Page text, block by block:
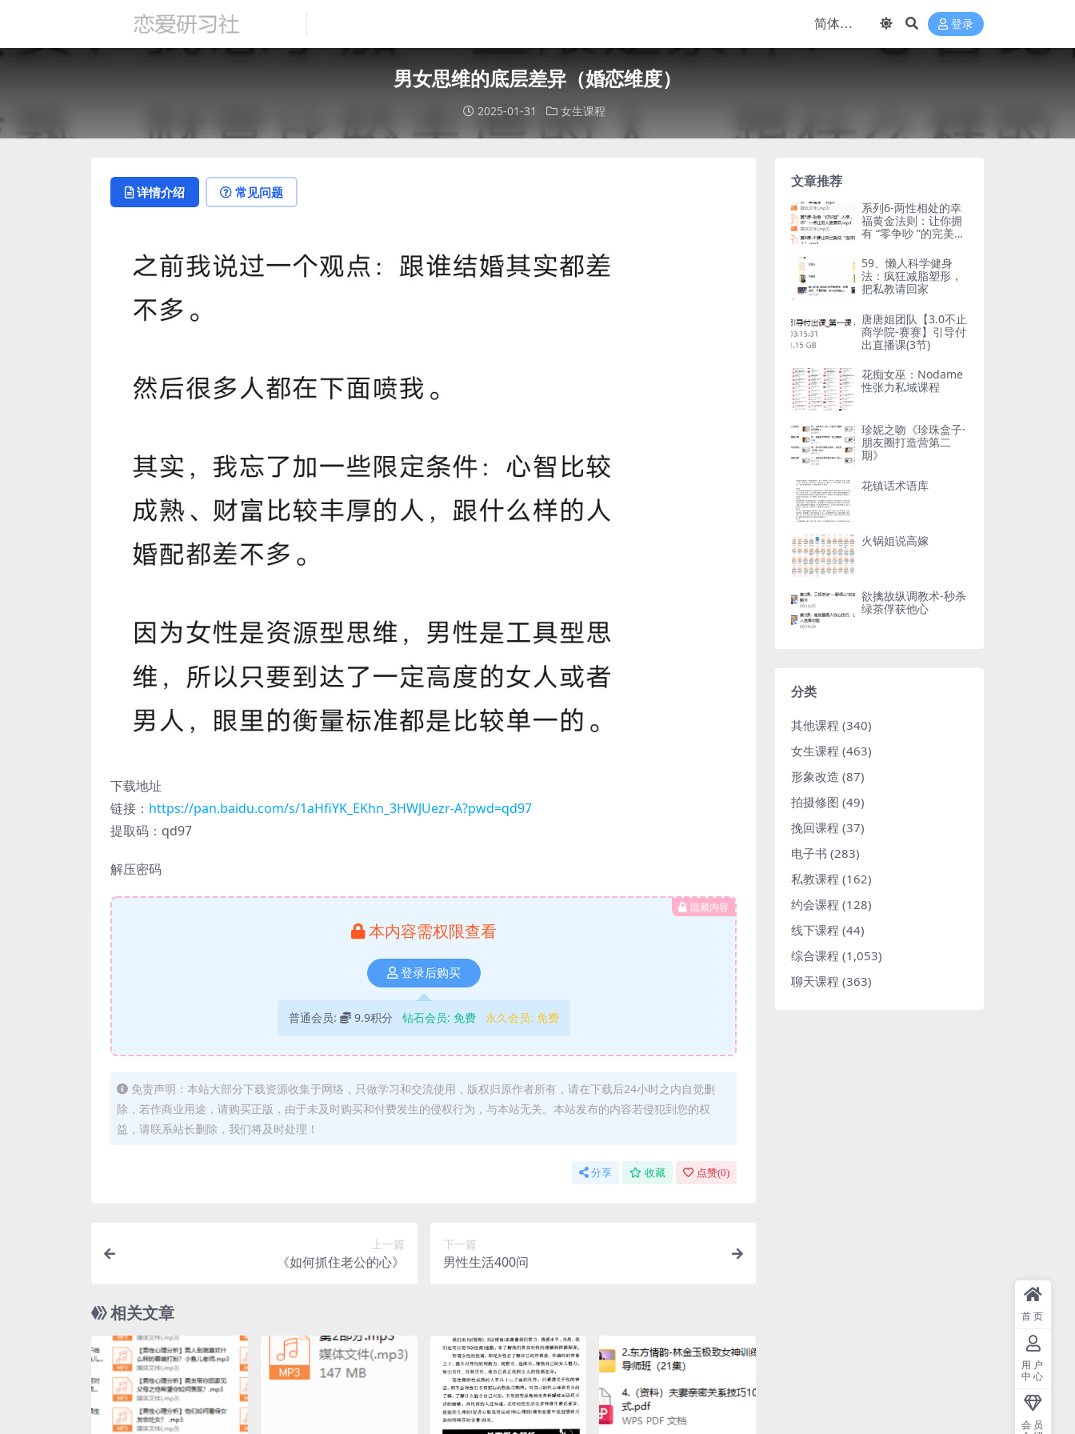
登录
男女思维的底层差异（婚恋维度）
2025-01-31 女生课程
详情介绍 常见问题
下载地址
链接： https://pan.baidu.com/s/1aHfiYK_EKhn_3HWJUezr-A?pwd=qd97
提取码：qd97
解压密码
隐藏内容
本内容需权限查看
登录后购买
普通会员: 9.9积分 钻石会员: 免费 永久会员: 免费
免责声明：本站大部分下载资源收集于网络，只做学习和交流使用，版权归原作者所有，请在下载后24小时之内自觉删
除，若作商业用途，请购买正版，由于未及时购买和付费发生的侵权行为，与本站无关。本站发布的内容若侵犯到您的权
益，请联系站长删除，我们将及时处理！
分享 收藏 点赞(0)
上一篇
《如何抓住老公的心》
下一篇
男性生活400问
相关文章
文章推荐
系列6-两性相处的幸
福黄金法则：让你拥
有 “零争吵 ”的完美爱
女人，都知道这些！
59、懒人科学健身
法：疯狂减脂塑形，
把私教请回家
唐唐姐团队【3.0不止
商学院-赛赛】引导付
出直播课(3节)
花痴女巫：Nodame
性张力私域课程
珍妮之吻《珍珠盒子·
朋友圈打造营第二
期》
花镇话术语库
火锅姐说高嫁
欲擒故纵调教术-秒杀
绿茶俘获他心
分类
其他课程 (340)
女生课程 (463)
形象改造 (87)
拍摄修图 (49)
挽回课程 (37)
电子书 (283)
私教课程 (162)
约会课程 (128)
线下课程 (44)
综合课程 (1,053)
聊天课程 (363)
首页
用户
中心
会员